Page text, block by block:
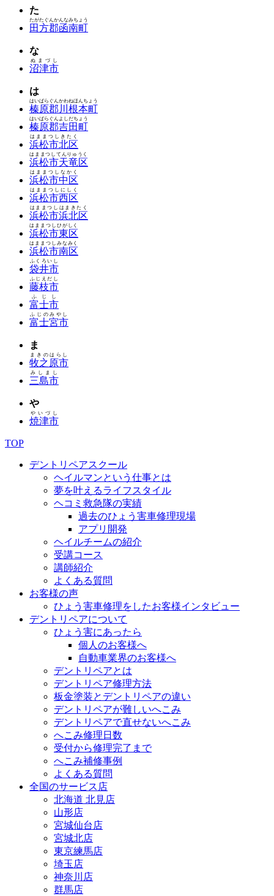
た
田方郡函南町
たがたぐんかんなみちょう
な
沼津市
ぬまづし
は
榛原郡川根本町
はいばらぐんかわねほんちょう
榛原郡吉田町
はいばらぐんよしだちょう
浜松市北区
はままつしきたく
浜松市天竜区
はままつしてんりゅうく
浜松市中区
はままつしなかく
浜松市西区
はままつしにしく
浜松市浜北区
はままつしはまきたく
浜松市東区
はままつしひがしく
浜松市南区
はままつしみなみく
袋井市
ふくろいし
藤枝市
ふじえだし
富士市
ふじし
富士宮市
ふじのみやし
ま
牧之原市
まきのはらし
三島市
みしまし
や
焼津市
やいづし
TOP
デントリペアスクール
ヘイルマンという仕事とは
夢を叶えるライフスタイル
ヘコミ救急隊の実績
過去のひょう害車修理現場
アプリ開発
ヘイルチームの紹介
受講コース
講師紹介
よくある質問
お客様の声
ひょう害車修理をしたお客様インタビュー
デントリペアについて
ひょう害にあったら
個人のお客様へ
自動車業界のお客様へ
デントリペアとは
デントリペア修理方法
板金塗装とデントリペアの違い
デントリペアが難しいへこみ
デントリペアで直せないへこみ
へこみ修理日数
受付から修理完了まで
へこみ補修事例
よくある質問
全国のサービス店
北海道 北見店
山形店
宮城仙台店
宮城北店
東京練馬店
埼玉店
神奈川店
群馬店